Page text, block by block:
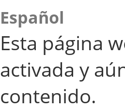
Español
Esta página
activada y
contenido.